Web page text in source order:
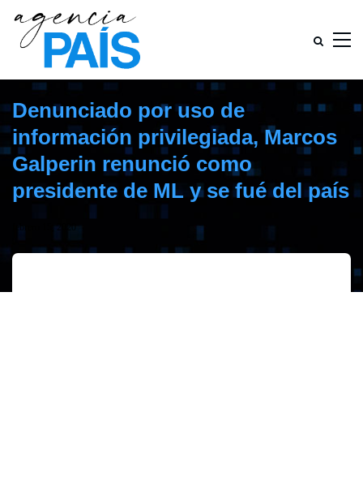
Denunciado por uso de
información privilegiada, Marcos
Galperin renunció como
presidente de ML y se fué del país
febrero 15, 2020